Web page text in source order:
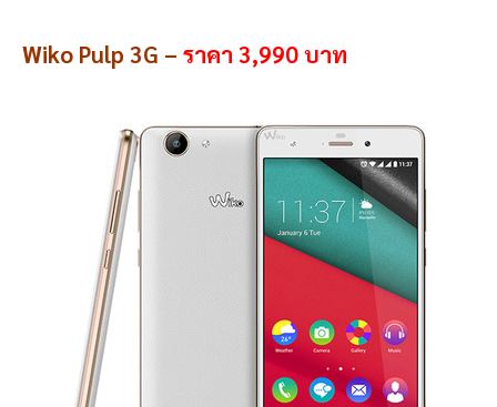
Wiko Pulp 3G – ราคา 3,990 บาท